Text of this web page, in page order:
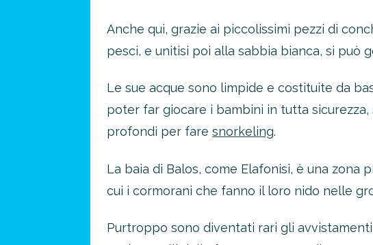
Anche qui, grazie ai piccolissimi pezzi di
pesci, e unitisi poi alla sabbia bianca, si può
Le sue acque sono limpide e costituite da
poter far giocare i bambini in tutta
profondi per fare snorkeling.
La baia di Balos, come Elafonisi, è una
cui i cormorani che fanno il loro nido nelle
Purtroppo sono diventati rari gli